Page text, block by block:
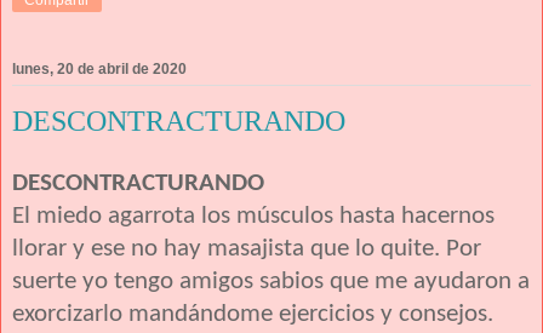
lunes, 20 de abril de 2020
DESCONTRACTURANDO
DESCONTRACTURANDO
El miedo agarrota los músculos hasta hacernos
llorar y ese no hay masajista que lo quite. Por
suerte yo tengo amigos sabios que me ayudaron a
exorcizarlo mandándome ejercicios y consejos.